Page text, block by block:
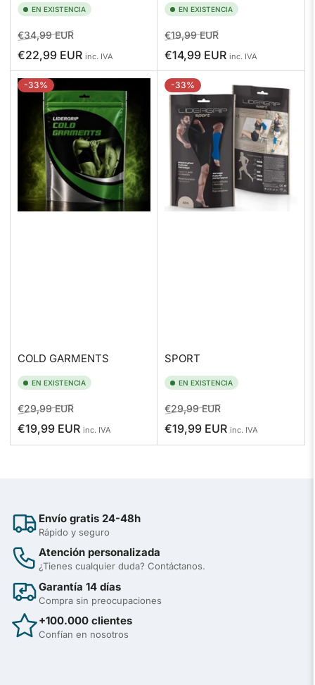
EN EXISTENCIA
Precio
regular
€34,99 EURPrecio
de
venta
€22,99 EUR inc. IVA
EN EXISTENCIA
Precio
regular
€19,99 EURPrecio
de
venta
€14,99 EUR inc. IVA
-33%
COLD GARMENTS
EN EXISTENCIA
Precio
regular
€29,99 EURPrecio
de
venta
€19,99 EUR inc. IVA
-33%
SPORT
EN EXISTENCIA
Precio
regular
€29,99 EURPrecio
de
venta
€19,99 EUR inc. IVA
Envío gratis 24-48h
Rápido y seguro
Atención personalizada
¿Tienes cualquier duda? Contáctanos.
Garantía 14 días
Compra sin preocupaciones
+100.000 clientes
Confían en nosotros